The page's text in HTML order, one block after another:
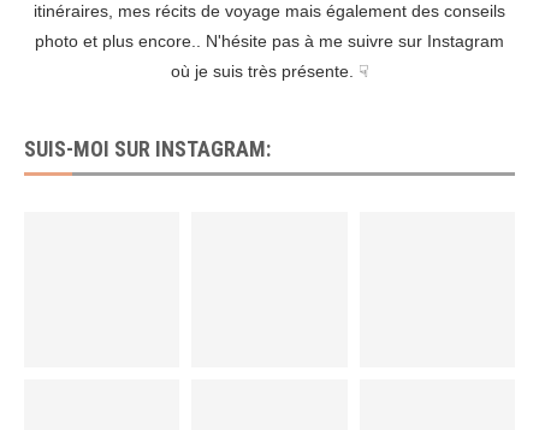
itinéraires, mes récits de voyage mais également des conseils
photo et plus encore.. N'hésite pas à me suivre sur Instagram
où je suis très présente. ☟
SUIS-MOI SUR INSTAGRAM: